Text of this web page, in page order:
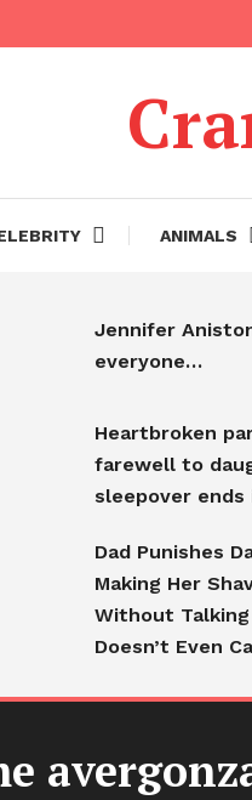
ANIMALS
Jennifer
everyone…
Heartbroken
farewell to
sleepover
Dad Punishes
Making Her
Without Talking
Doesn’t Even